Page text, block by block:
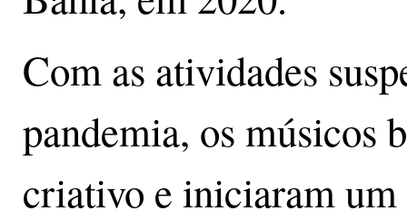
Com as atividades
pandemia, os músicos
criativo e iniciaram